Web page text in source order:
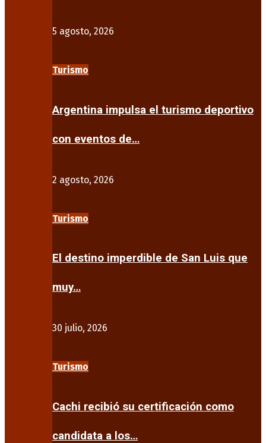
5 agosto, 2026
Turismo
Argentina impulsa el turismo deportivo
con eventos de…
2 agosto, 2026
Turismo
El destino imperdible de San Luis que
muy…
30 julio, 2026
Turismo
Cachi recibió su certificación como
candidata a los…